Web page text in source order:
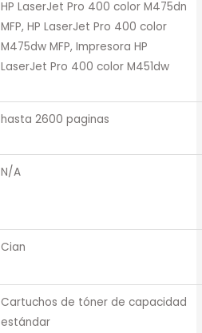
HP LaserJet Pro 400 color M475dn
MFP, HP LaserJet Pro 400 color
M475dw MFP, Impresora HP
LaserJet Pro 400 color M451dw
hasta 2600 paginas
N/A
Cian
Cartuchos de tóner de capacidad
estándar